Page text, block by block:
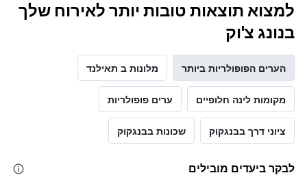
למצוא תוצאות טובות יותר לאירוח שלך
בנונג צ'וק
הערים הפופולריות ביותר מלונות ב תאילנד
מקומות לינה חלופיים ערים פופולריות
ציוני דרך בבנגקוק שכונות בבנגקוק
לבקר ביעדים מובילים